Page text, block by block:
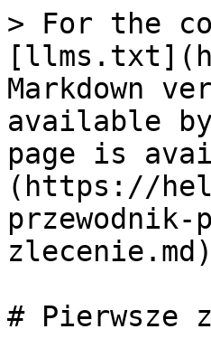
> For the
Markdown
available
page is
(https://
# Pierwsze